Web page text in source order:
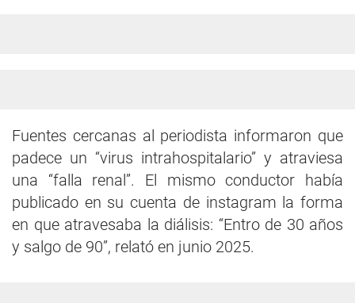
Fuentes cercanas al periodista informaron que
padece un “virus intrahospitalario” y atraviesa
una “falla renal”. El mismo conductor había
publicado en su cuenta de instagram la forma
en que atravesaba la diálisis: “Entro de 30 años
y salgo de 90”, relató en junio 2025.